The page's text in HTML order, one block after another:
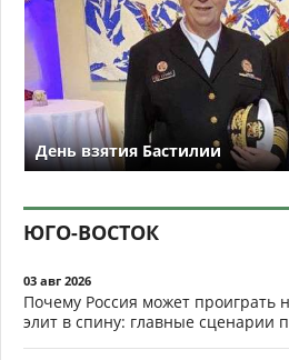
День взятия Бастилии
ЮГО-ВОСТОК
03 авг 2026
Почему Россия может проиграть
элит в спину: главные сценарии